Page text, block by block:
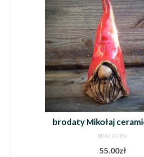
brodaty Mikołaj
BRAK OCEN
55.00zł